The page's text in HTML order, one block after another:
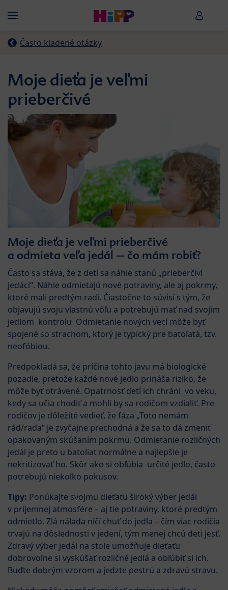
Menü HiPP
Často kladené otázky
Moje dieťa je veľmi
prieberčivé
Moje dieťa je veľmi prieberčivé
a odmieta veľa jedál – čo mám robiť?
Často sa stáva, že z detí sa náhle stanú „prieberčiví
jedáci“. Náhle odmietajú nové potraviny, ale aj pokrmy,
ktoré mali predtým radi. Čiastočne to súvisí s tým, že
objavujú svoju vlastnú vôľu a potrebujú mať nad svojim
jedlom kontrolu Odmietanie nových vecí môže byť
spojené so strachom, ktorý je typický pre batoľatá, tzv.
neofóbiou.
Predpokladá sa, že príčina tohto javu má biologické
pozadie, pretože každé nové jedlo prináša riziko, že
môže byť otrávené. Opatrnosť detí ich chráni vo veku,
kedy sa učia chodiť a mohli by sa rodičom vzdialiť. Pre
rodičov je dôležité vedieť, že fáza „Toto nemám
rád/rada“ je zvyčajne prechodná a že sa to dá zmeniť
opakovaným skúšaním pokrmu. Odmietanie rozličných
jedál je preto u batoliat normálne a najlepšie je
nekritizovať ho. Skôr ako si obľúbia určité jedlo, často
potrebujú niekoľko pokusov.
Tipy: Ponúkajte svojmu dieťaťu široký výber jedál
v príjemnej atmosfére – aj tie potraviny, ktoré predtým
odmietlo. Zlá nálada ničí chuť do jedla – čím viac rodičia
trvajú na dôslednosti v jedení, tým menej chcú deti jesť.
Zdravý výber jedál na stole umožňuje dieťaťu
dobrovoľne si vyskúšať rozličné jedlá a obľúbiť si ich.
Buďte dobrým vzorom a jedzte pestrú a zdravú stravu.